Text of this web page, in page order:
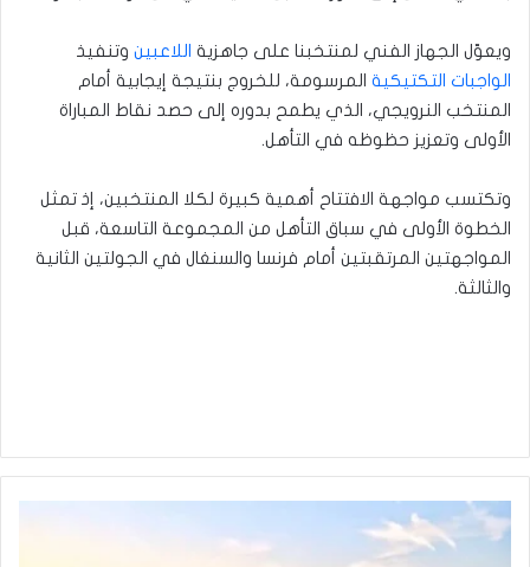
ويعوّل الجهاز الفني لمنتخبنا على جاهزية اللاعبين وتنفيذ
الواجبات التكتيكية المرسومة، للخروج بنتيجة إيجابية أمام
المنتخب النرويجي، الذي يطمح بدوره إلى حصد نقاط المباراة
الأولى وتعزيز حظوظه في التأهل.
وتكتسب مواجهة الافتتاح أهمية كبيرة لكلا المنتخبين، إذ تمثل
الخطوة الأولى في سباق التأهل من المجموعة التاسعة، قبل
المواجهتين المرتقبتين أمام فرنسا والسنغال في الجولتين الثانية
والثالثة.
الأنواء
الجوية